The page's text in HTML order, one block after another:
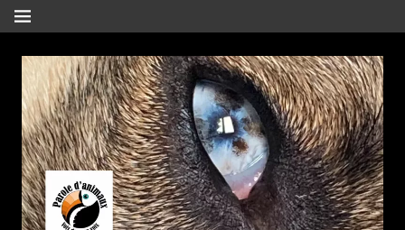
Aller
au
contenu
MENU